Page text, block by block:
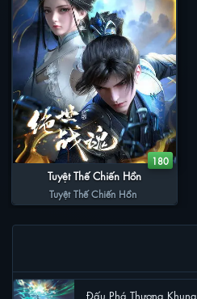
180
Tuyệt Thế Chiến Hồn
Tuyệt Thế Chiến Hồn
Đấu Phá Thương Khung